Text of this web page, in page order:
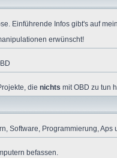
Einführende Infos gibt's auf
erwünscht!
die nichts mit OBD zu tun
Software, Programmierung, Aps
befassen.